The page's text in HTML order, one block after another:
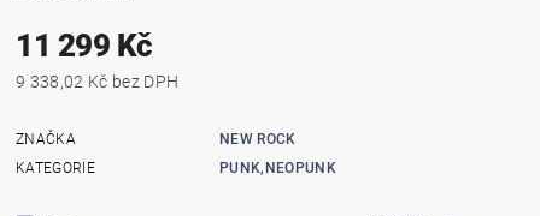
11 299 Kč
9 338,02 Kč bez DPH
ZNAČKA
NEW ROCK
KATEGORIE
PUNK,NEOPUNK